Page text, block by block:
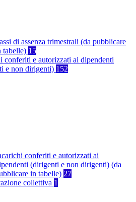
di assenza trimestrali (da pubblicare
tabelle) 15
conferiti e autorizzati ai dipendenti
e non dirigenti) 152
conferiti e autorizzati ai
(dirigenti e non dirigenti) (da
in tabelle) 27
collettiva 1